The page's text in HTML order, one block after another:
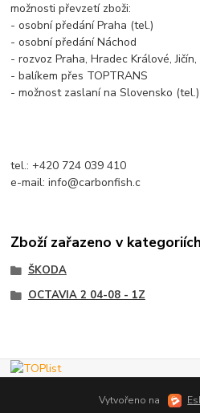
možnosti převzetí zboži:
- osobní předání Praha (tel.)
- osobní předání Náchod
- rozvoz Praha, Hradec Králové,
- balíkem přes TOPTRANS
- možnost zaslaní na Slovensko (tel.)
tel.: +420 724 039 410
e-mail: info@carbonfish.c
Zboží zařazeno v kategoriích
ŠKODA
OCTAVIA 2 04-08 - 1Z
Vytvořeno na